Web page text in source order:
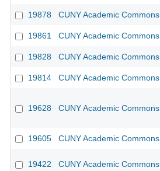
19878 CUNY Academic Commons
19861 CUNY Academic Commons
19828 CUNY Academic Commons
19814
CUNY Academic Commons
19628 CUNY Academic Commons
19605 CUNY Academic Commons
19422 CUNY Academic Commons